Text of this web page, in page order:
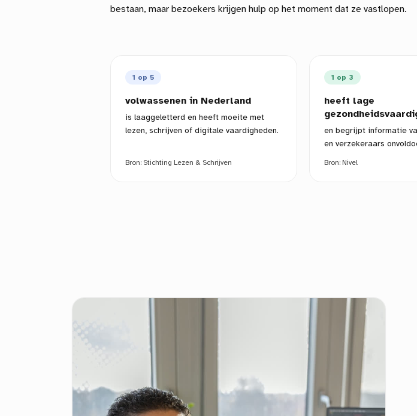
bestaan, maar bezoekers krijgen hulp op het moment dat ze vastlopen.
1 op 5
volwassenen in Nederland
is laaggeletterd en heeft moeite met
lezen, schrijven of digitale vaardigheden.
Bron: Stichting Lezen & Schrijven
1 op 3
heeft lage
en begrijpt informatie
en verzekeraars
Bron: Nivel